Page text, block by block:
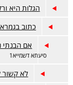
הגלות היא
כתוב
אם הבנתי
סיעתא דשמייא1
לא קשור